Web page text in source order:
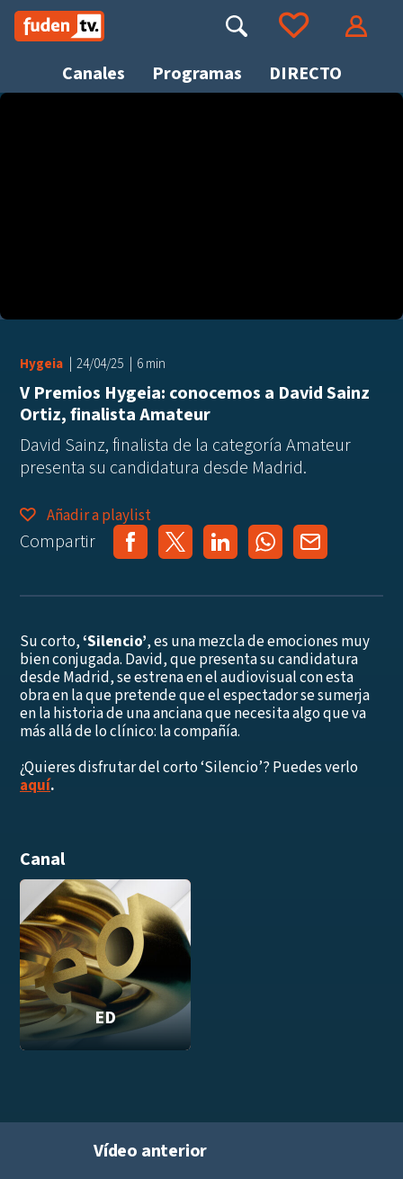
Saltar
contenido
Canales Programas DIRECTO
Buscar Ir a tus favoritos
Hygeia 24/04/25 6 min
V Premios Hygeia: conocemos a David Sainz
Ortiz, finalista Amateur
David Sainz, finalista de la categoría Amateur
presenta su candidatura desde Madrid.
Añadir a playlist
Compartir
Su corto,‘Silencio’, es una mezcla de emociones muy
bien conjugada. David, que presenta su candidatura
desde Madrid, se estrena en el audiovisual con esta
obra en la que pretende que el espectador se sumerja
en la historia de una anciana que necesita algo que va
más allá de lo clínico: la compañía.
¿Quieres disfrutar del corto ‘Silencio’? Puedes verlo
aquí.
Canal
ED
Vídeo anterior